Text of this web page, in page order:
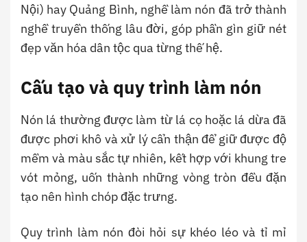
Nội) hay Quảng Bình, nghề làm nón đã trở thành
nghề truyền thống lâu đời, góp phần gìn giữ nét
đẹp văn hóa dân tộc qua từng thế hệ.
Cấu tạo và quy trình làm nón
Nón lá thường được làm từ lá cọ hoặc lá dừa đã
được phơi khô và xử lý cẩn thận để giữ được độ
mềm và màu sắc tự nhiên, kết hợp với khung tre
vót mỏng, uốn thành những vòng tròn đều đặn
tạo nên hình chóp đặc trưng.
Quy trình làm nón đòi hỏi sự khéo léo và tỉ mỉ